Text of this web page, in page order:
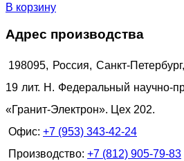
В корзину
Адрес производства
198095, Россия, Санкт-
19 лит. Н. Федеральный научно-
«Гранит-Электрон». Цех 202.
Офис: +7 (953) 343-42-24
Производство: +7 (812) 905-79-83